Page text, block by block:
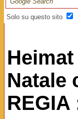
Solo su questo sito
Natale
REGIA